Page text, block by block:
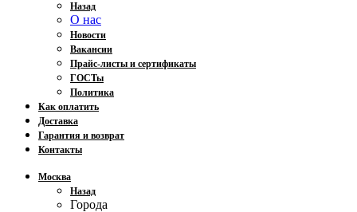
Назад
О нас
Новости
Вакансии
Прайс-листы и сертификаты
ГОСТы
Политика
Как оплатить
Доставка
Гарантия и возврат
Контакты
Москва
Назад
Города